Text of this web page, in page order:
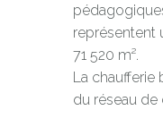
représentent
71 520 m².
La chaufferie
du réseau de